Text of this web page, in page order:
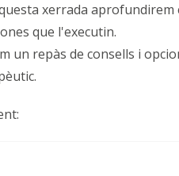
xerrada
que l'executin.
un repàs de consells i